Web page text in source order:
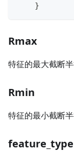
    }
Rmax
特征的最大截断
Rmin
特征的最小截断
feature_type